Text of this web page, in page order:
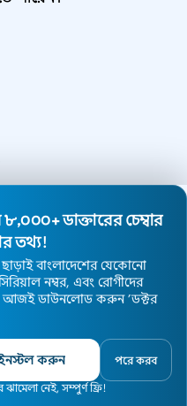
বিশেষজ্ঞ
ডাক্তারের চেম্বার
তথ্য!
ছাড়াই বাংলাদেশের যেকোনো
নম্বর, এবং রোগীদের
আজই ডাউনলোড করুন ’ডক্টর
করুন পরে করব
নেই, সম্পুর্ণ ফ্রি!